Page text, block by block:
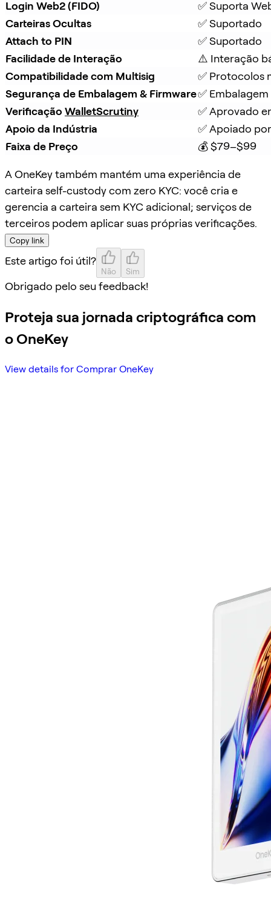
Login Web2 (FIDO)
✅ Suporta
Carteiras Ocultas
✅ Suportado
Attach to PIN
✅ Suportado
Facilidade de Interação
⚠️ Interação
Compatibilidade com Multisig
✅ Protocolos
Segurança de Embalagem & Firmware✅
Verificação WalletScrutiny
✅ Aprovado
Apoio da Indústria
✅ Apoiado
Faixa de Preço
💰 $79–$99
A OneKey também mantém uma experiência de
carteira self-custody com zero KYC: você cria e
gerencia a carteira sem KYC adicional; serviços de
terceiros podem aplicar suas próprias verificações.
Copy link
Este artigo foi útil?
Não Sim
Obrigado pelo seu feedback!
Proteja sua jornada criptográfica com
o OneKey
View details for Comprar OneKey